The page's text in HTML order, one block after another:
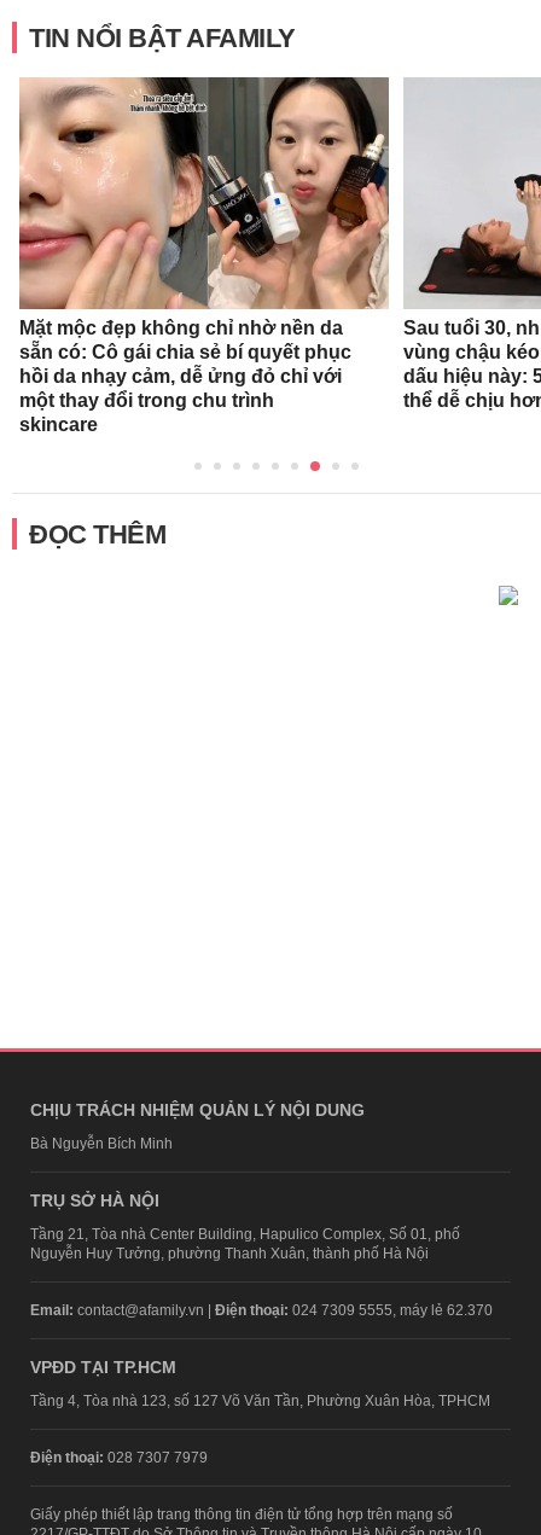
TIN NỔI BẬT AFAMILY
Mặt mộc đẹp không chỉ nhờ nền da
sẵn có: Cô gái chia sẻ bí quyết phục
hồi da nhạy cảm, dễ ửng đỏ chỉ với
một thay đổi trong chu trình
skincare
Sau tuổi 30,
vùng chậu
dấu hiệu này:
thể dễ chịu
ĐỌC THÊM
CHỊU TRÁCH NHIỆM QUẢN LÝ NỘI DUNG
Bà Nguyễn Bích Minh
TRỤ SỞ HÀ NỘI
Tầng 21, Tòa nhà Center Building, Hapulico Complex, Số 01, phố
Nguyễn Huy Tưởng, phường Thanh Xuân, thành phố Hà Nội
Email: contact@afamily.vn | Điện thoại: 024 7309 5555, máy lẻ 62.370
VPĐD TẠI TP.HCM
Tầng 4, Tòa nhà 123, số 127 Võ Văn Tần, Phường Xuân Hòa, TPHCM
Điện thoại: 028 7307 7979
Giấy phép thiết lập trang thông tin điện tử tổng hợp trên mạng số